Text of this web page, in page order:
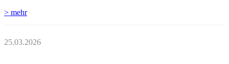
> mehr
25.03.2026